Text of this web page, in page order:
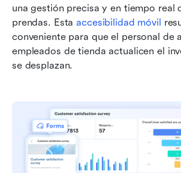
una gestión precisa y en tiempo real
prendas. Esta accesibilidad móvil
conveniente para que el personal de
empleados de tienda actualicen el
se desplazan.